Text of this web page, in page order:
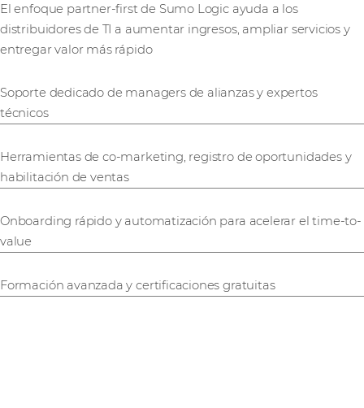
El enfoque partner-first de Sumo Logic ayuda a los
distribuidores de TI a aumentar ingresos, ampliar servicios y
entregar valor más rápido
Soporte dedicado de managers de alianzas y expertos
técnicos
Herramientas de co-marketing, registro de oportunidades y
habilitación de ventas
Onboarding rápido y automatización para acelerar el time-to-
value
Formación avanzada y certificaciones gratuitas